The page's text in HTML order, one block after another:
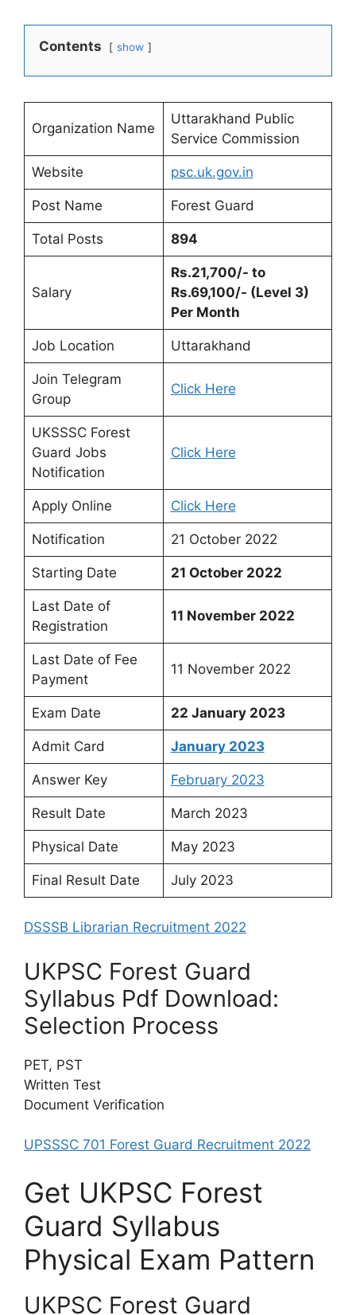
Contents show
Organization Name
Uttarakhand Public
Service Commission
Website psc.uk.gov.in
Post Name Forest Guard
Total Posts 894
Salary
Rs.21,700/- to
Rs.69,100/- (Level 3)
Per Month
Job Location Uttarakhand
Join Telegram
Group
Click Here
UKSSSC Forest
Guard Jobs
Notification
Click Here
Apply Online Click Here
Notification 21 October 2022
Starting Date 21 October 2022
Last Date of
Registration
11 November 2022
Last Date of Fee
Payment
11 November 2022
Exam Date 22 January 2023
Admit Card January 2023
Answer Key February 2023
Result Date March 2023
Physical Date May 2023
Final Result Date July 2023
DSSSB Librarian Recruitment 2022
UKPSC Forest Guard
Syllabus Pdf Download:
Selection Process
PET, PST
Written Test
Document Verification
UPSSSC 701 Forest Guard Recruitment 2022
Get UKPSC Forest
Guard Syllabus
Physical Exam Pattern
UKPSC Forest Guard